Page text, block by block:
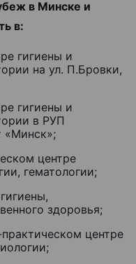
в Минске и
в:
гигиены и
на ул. П.Бровки,
гигиены и
в РУП
«Минск»;
центре
гематологии;
здоровья;
центре